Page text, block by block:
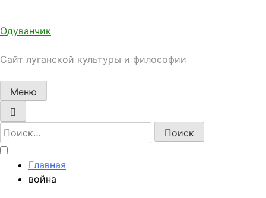
содержимому
Одуванчик
Сайт луганской культуры и философии
Меню
Найти:
Главная
война